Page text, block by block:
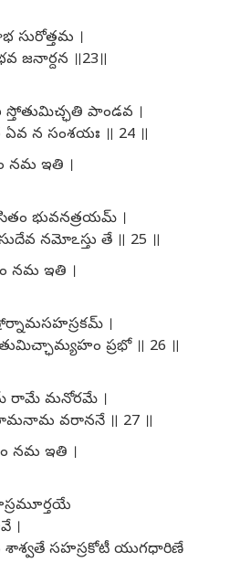
సురోత్తమ ।
జనార్దన ॥23॥
పాండవ ।
ఏవ న సంశయః ॥ 24 ॥
నమ ఇతి ।
భువనత్రయమ్ ।
నమోఽస్తు తే ॥ 25 ॥
నమ ఇతి ।
।
ప్రభో ॥ 26 ॥
రామే మనోరమే ।
వరాననే ॥ 27 ॥
నమ ఇతి ।
।
సహస్రకోటీ యుగధారిణే